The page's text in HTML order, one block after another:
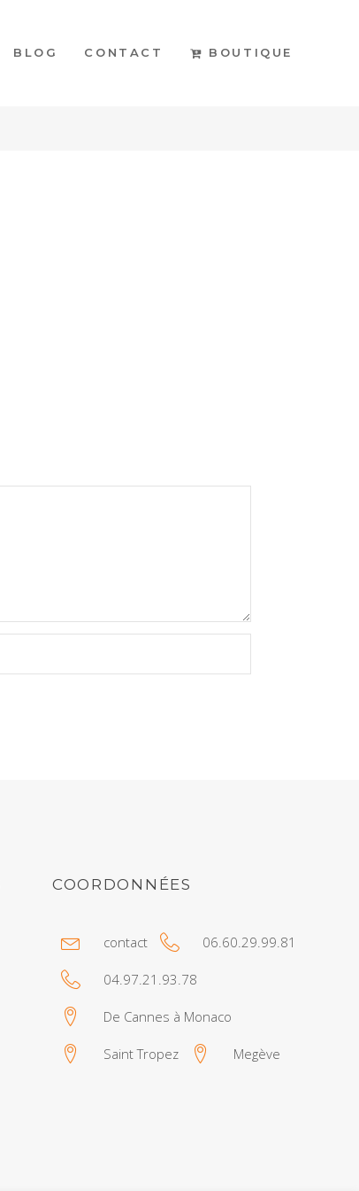
BLOG CONTACT BOUTIQUE
COORDONNÉES
contact 06.60.29.99.81
04.97.21.93.78
De Cannes à Monaco
Saint Tropez Megève